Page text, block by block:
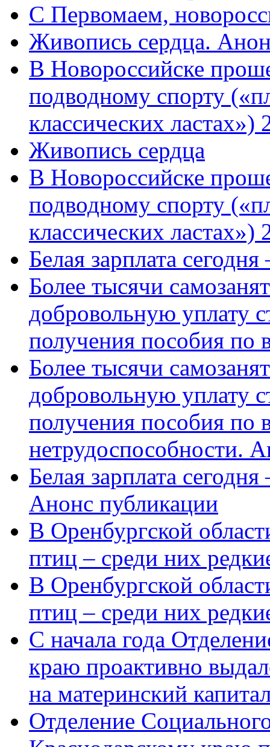
C Первомаем,
Живопись сердца.
В Новороссийске
подводному спорту
классических
Живопись сердца
В Новороссийске
подводному спорту
классических ластах»)
Белая зарплата
Более тысячи
добровольную уплату
получения пособия по
Более тысячи
добровольную уплату
получения пособия по
нетрудоспособности.
Белая зарплата
Анонс публикации
В Оренбургской
птиц – среди них
В Оренбургской
птиц – среди них
С начала года
краю проактивно
на материнский
Отделение